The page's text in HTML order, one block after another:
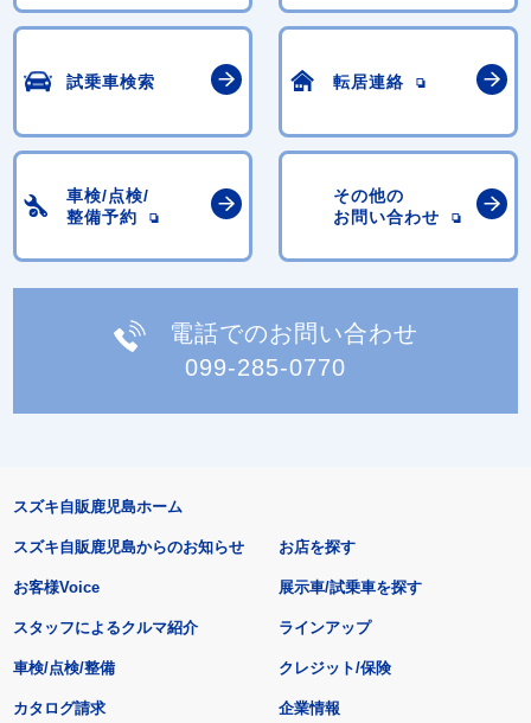
試乗車検索 転居連絡
車検/点検/
整備予約
その他の
お問い合わせ
電話でのお問い合わせ
099-285-0770
スズキ自販鹿児島ホーム
スズキ自販鹿児島からのお知らせ
お客様Voice
スタッフによるクルマ紹介
お店を探す
展示車/試乗車を探す
ラインアップ
車検/点検/整備 クレジット/保険
カタログ請求 企業情報